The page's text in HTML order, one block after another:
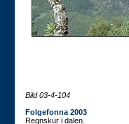
Bild 03-4-104
Folgefonna 2003
Regnskur i dalen.